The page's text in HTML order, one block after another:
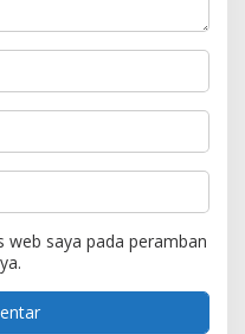
web saya pada peramban